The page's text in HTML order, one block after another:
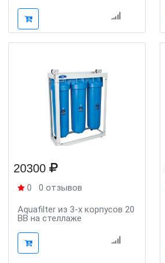
20300
0 0 отзывов
Aquafilter из 3-х корпусов 20
BB на стеллаже